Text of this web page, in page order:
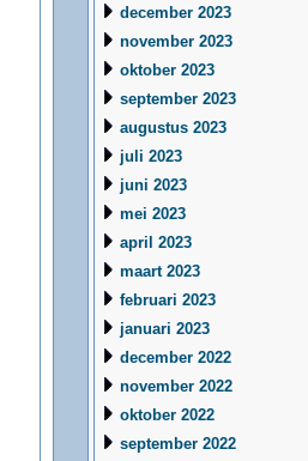
december 2023
november 2023
oktober 2023
september 2023
augustus 2023
juli 2023
juni 2023
mei 2023
april 2023
maart 2023
februari 2023
januari 2023
december 2022
november 2022
oktober 2022
september 2022